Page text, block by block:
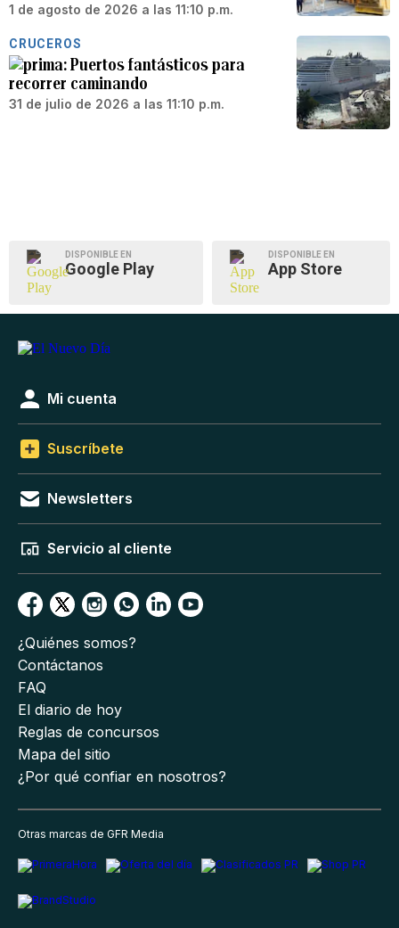
1 de agosto de 2026 a las 11:10 p.m.
CRUCEROS
Puertos fantásticos para
recorrer caminando
31 de julio de 2026 a las 11:10 p.m.
DISPONIBLE EN
Google Play
DISPONIBLE EN
App Store
Mi cuenta
Suscríbete
Newsletters
Servicio al cliente
¿Quiénes somos?
Contáctanos
FAQ
El diario de hoy
Reglas de concursos
Mapa del sitio
¿Por qué confiar en nosotros?
Otras marcas de GFR Media